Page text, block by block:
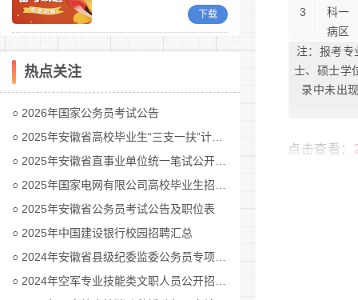
下载
热点关注
2026年国家公务员考试公告
2025年安徽省高校毕业生“三支一扶”计划招募公告
2025年安徽省直事业单位统一笔试公开招聘工作人员公告
2025年国家电网有限公司高校毕业生招聘公告(第二批)汇总
2025年安徽省公务员考试公告及职位表
2025年中国建设银行校园招聘汇总
2024年安徽省县级纪委监委公务员专项招考公告及职位表汇总
2024年空军专业技能类文职人员公开招考公告
3
科一
病区
注：报考
士、硕士学
录中未出
点击查看：